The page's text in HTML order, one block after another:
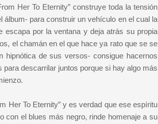
Her To Eternity” construye toda la tensión
para construir un vehículo en el cual la
escapa por la ventana y deja atrás su propia
el chamán en el que hace ya rato que se se
hipnótica de sus versos- consigue hacernos
para descarrilar juntos porque si hay algo más
Her To Eternity” y es verdad que ese espíritu
con el blues más negro, rinde homenaje a su